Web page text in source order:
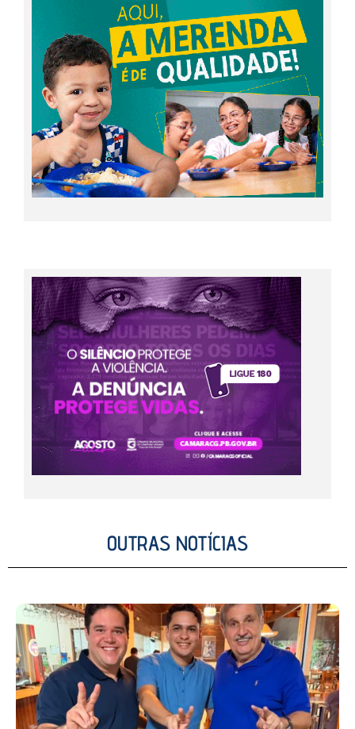
OUTRAS NOTÍCIAS